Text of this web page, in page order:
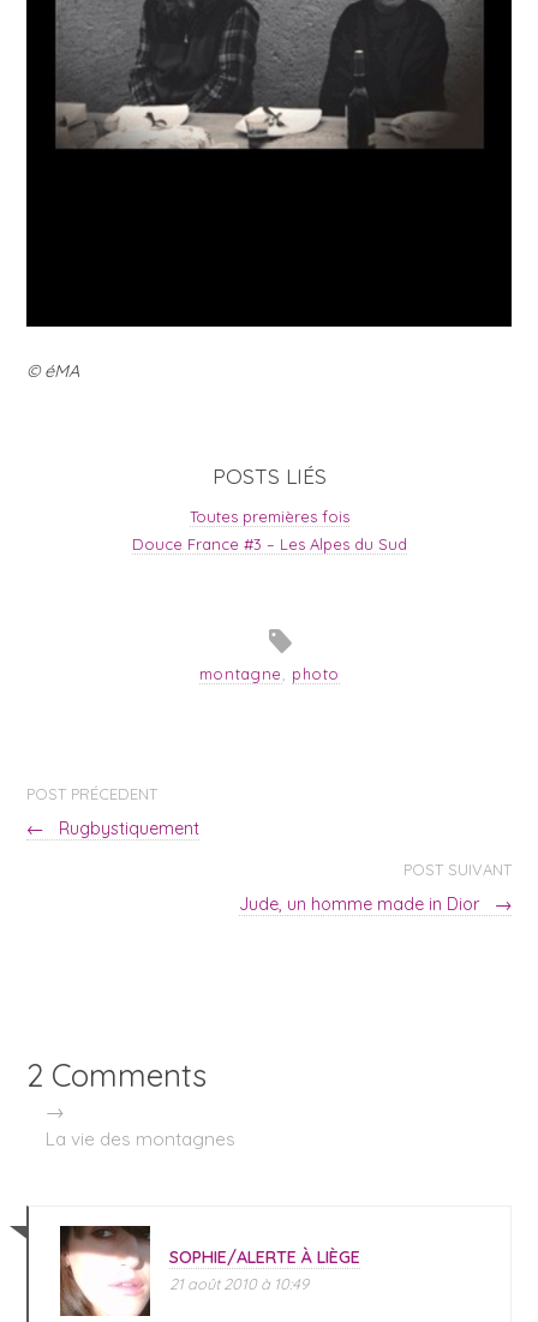
© éMA
POSTS LIÉS
Toutes premières fois
Douce France #3 – Les Alpes du Sud
montagne photo
POST PRÉCEDENT
← Rugbystiquement
POST SUIVANT
Jude, un homme made in Dior →
2 Comments
→
La vie des montagnes
SOPHIE/ALERTE À LIÈGE
21 août 2010 à 10:49